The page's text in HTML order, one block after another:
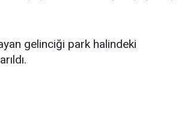
gelinciği park halindeki